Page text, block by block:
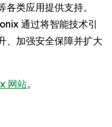
类应用提供支持。
通过将智能技术引
、加强安全保障并扩大
网站。